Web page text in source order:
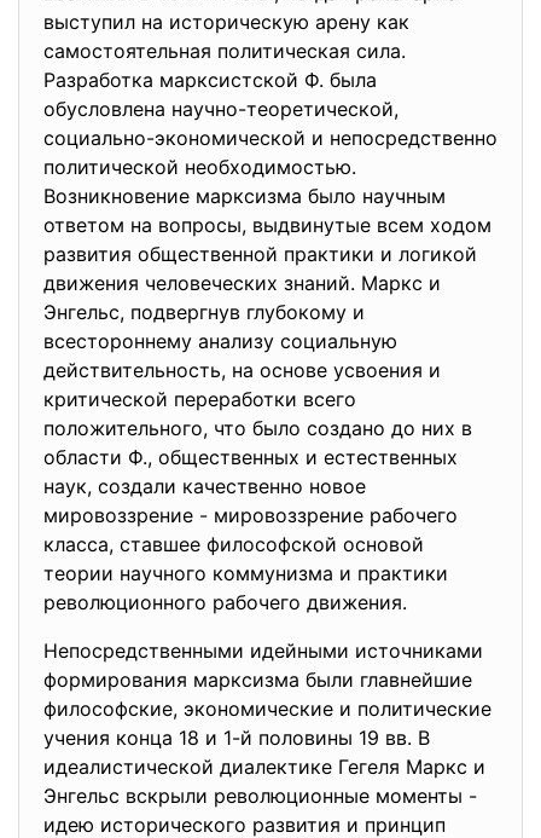
выступил на историческую арену как
самостоятельная политическая сила.
Разработка марксистской Ф. была
обусловлена научно-теоретической,
социально-экономической и непосредственно
политической необходимостью.
Возникновение марксизма было научным
ответом на вопросы, выдвинутые всем ходом
развития общественной практики и логикой
движения человеческих знаний. Маркс и
Энгельс, подвергнув глубокому и
всестороннему анализу социальную
действительность, на основе усвоения и
критической переработки всего
положительного, что было создано до них в
области Ф., общественных и естественных
наук, создали качественно новое
мировоззрение - мировоззрение рабочего
класса, ставшее философской основой
теории научного коммунизма и практики
революционного рабочего движения.
Непосредственными идейными источниками
формирования марксизма были главнейшие
философские, экономические и политические
учения конца 18 и 1-й половины 19 вв. В
идеалистической диалектике Гегеля Маркс и
Энгельс вскрыли революционные моменты -
идею исторического развития и принцип